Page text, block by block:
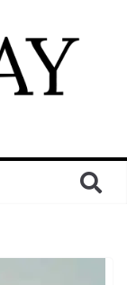
celebrating